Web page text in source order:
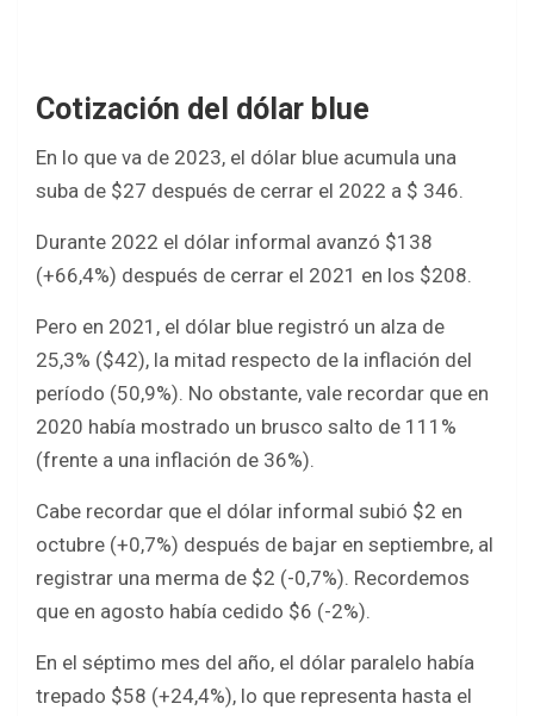
Cotización del dólar blue
En lo que va de 2023, el dólar blue acumula una
suba de $27 después de cerrar el 2022 a $ 346.
Durante 2022 el dólar informal avanzó $138
(+66,4%) después de cerrar el 2021 en los $208.
Pero en 2021, el dólar blue registró un alza de
25,3% ($42), la mitad respecto de la inflación del
período (50,9%). No obstante, vale recordar que en
2020 había mostrado un brusco salto de 111%
(frente a una inflación de 36%).
Cabe recordar que el dólar informal subió $2 en
octubre (+0,7%) después de bajar en septiembre, al
registrar una merma de $2 (-0,7%). Recordemos
que en agosto había cedido $6 (-2%).
En el séptimo mes del año, el dólar paralelo había
trepado $58 (+24,4%), lo que representa hasta el